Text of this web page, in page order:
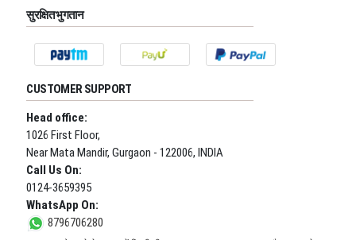
सुरक्षित भुगतान
CUSTOMER SUPPORT
Head office:
1026 First Floor,
Near Mata Mandir, Gurgaon - 122006, INDIA
Call Us On:
0124-3659395
WhatsApp On:
8796706280